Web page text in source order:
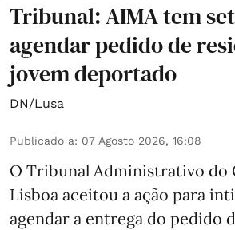
Tribunal: AIMA tem
agendar pedido de
jovem deportado
DN/Lusa
Publicado a: 07 Agosto 2026, 16:08
O Tribunal Administrativo do
Lisboa aceitou a ação para
agendar a entrega do pedido